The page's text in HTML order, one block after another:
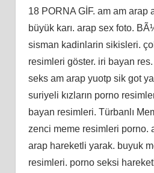
18 PORNA GİF. am am arap
büyük karı. arap sex foto.
sisman kadinlarin sikisleri.
resimleri göster. iri bayan
seks am arap yuotp sik got
suriyeli kızların porno
bayan resimleri. Türbanlı
zenci meme resimleri porno.
arap hareketli yarak. buyuk
resimleri. porno seksi